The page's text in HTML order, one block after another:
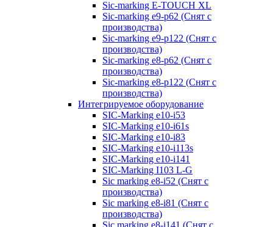
Sic-marking E-TOUCH XL
Sic-marking e9-p62 (Снят с
производства)
Sic-marking e9-p122 (Снят с
производства)
Sic-marking e8-p62 (Снят с
производства)
Sic-marking e8-p122 (Снят с
производства)
Интегрируемое оборудование
SIC-Marking e10-i53
SIC-Marking e10-i61s
SIC-Marking e10-i83
SIC-Marking e10-i113s
SIC-Marking e10-i141
SIC-Marking I103 L-G
Sic marking e8-i52 (Снят с
производства)
Sic marking e8-i81 (Снят с
производства)
Sic marking e8-i141 (Снят с